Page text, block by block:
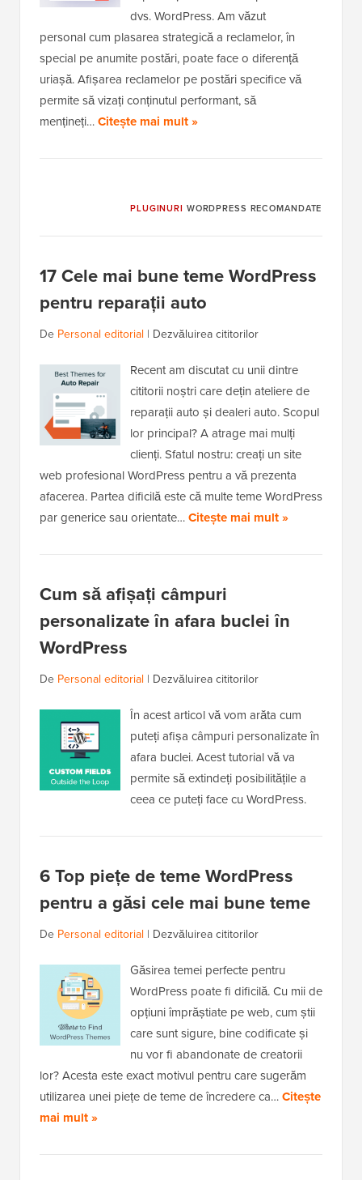
dvs. WordPress. Am văzut
personal cum plasarea strategică a reclamelor, în
special pe anumite postări, poate face o diferență
uriașă. Afișarea reclamelor pe postări specifice vă
permite să vizați conținutul performant, să
mențineți…Citește mai mult »
PLUGINURI WORDPRESS RECOMANDATE
17 Cele mai bune teme WordPress
pentru reparații auto
De Personal editorial | Dezvăluirea cititorilor
Recent am discutat cu unii dintre
cititorii noștri care dețin ateliere de
reparații auto și dealeri auto. Scopul
lor principal? A atrage mai mulți
clienți. Sfatul nostru: creați un site
web profesional WordPress pentru a vă prezenta
afacerea. Partea dificilă este că multe teme WordPress
par generice sau orientate…Citește mai mult »
Cum să afișați câmpuri
personalizate în afara buclei în
WordPress
De Personal editorial | Dezvăluirea cititorilor
În acest articol vă vom arăta cum
puteți afișa câmpuri personalizate în
afara buclei. Acest tutorial vă va
permite să extindeți posibilitățile a
ceea ce puteți face cu WordPress.
6 Top piețe de teme WordPress
pentru a găsi cele mai bune teme
De Personal editorial | Dezvăluirea cititorilor
Găsirea temei perfecte pentru
WordPress poate fi dificilă. Cu mii de
opțiuni împrăștiate pe web, cum știi
care sunt sigure, bine codificate și
nu vor fi abandonate de creatorii
lor? Acesta este exact motivul pentru care sugerăm
utilizarea unei piețe de teme de încredere ca…Citește
mai mult »